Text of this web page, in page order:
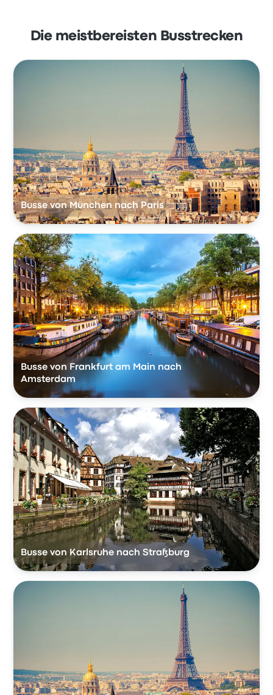
Die meistbereisten Busstrecken
Busse von München nach Paris
Busse von Frankfurt am Main nach
Amsterdam
Busse von Karlsruhe nach Straßburg